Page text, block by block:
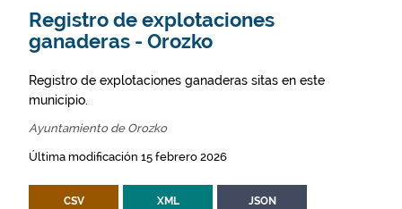
Registro de explotaciones
ganaderas - Orozko
Registro de explotaciones ganaderas sitas en este
municipio.
Ayuntamiento de Orozko
Última modificación 15 febrero 2026
CSV XML JSON